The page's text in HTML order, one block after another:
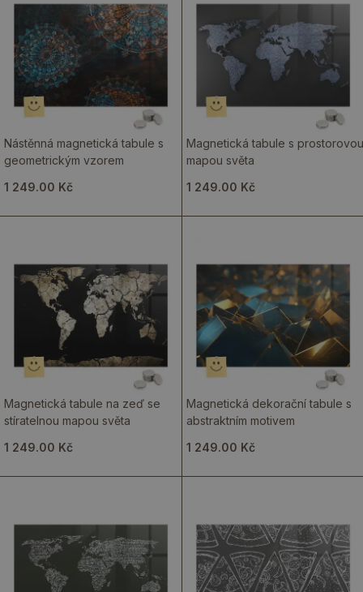
Nástěnná magnetická tabule s
geometrickým vzorem
1 249.00 Kč
Magnetická tabule s prostorovou
mapou světa
1 249.00 Kč
Magnetická tabule na zeď se
stíratelnou mapou světa
1 249.00 Kč
Magnetická dekorační tabule s
abstraktním motivem
1 249.00 Kč